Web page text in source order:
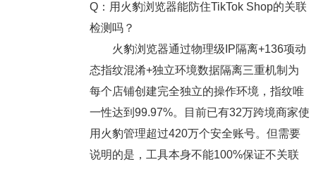
Q：用火豹浏览器能防住TikTok Shop的关联
检测吗？
火豹浏览器通过物理级IP隔离+136项动
态指纹混淆+独立环境数据隔离三重机制为
每个店铺创建完全独立的操作环境，指纹唯
一性达到99.97%。目前已有32万跨境商家使
用火豹管理超过420万个安全账号。但需要
说明的是，工具本身不能100%保证不关联